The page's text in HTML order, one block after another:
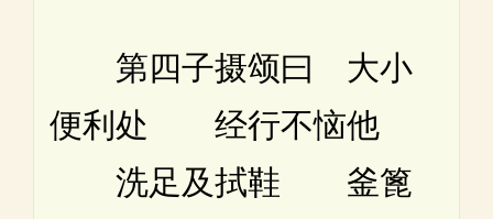
第四子摄颂曰 大小
便利处 经行不恼他
洗足及拭鞋 釜篦